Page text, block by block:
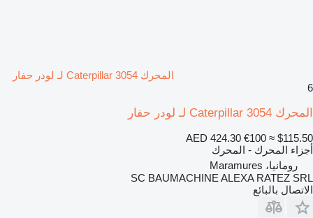
المحرك Caterpillar 3054 لـ لودر حفار
6
المحرك Caterpillar 3054 لـ لودر حفار
AED 424.30 €100 ≈ $115.50
أجزاء المحرك - المحرك
رومانيا، Maramures
SC BAUMACHINE ALEXA RATEZ SRL
الاتصال بالبائع